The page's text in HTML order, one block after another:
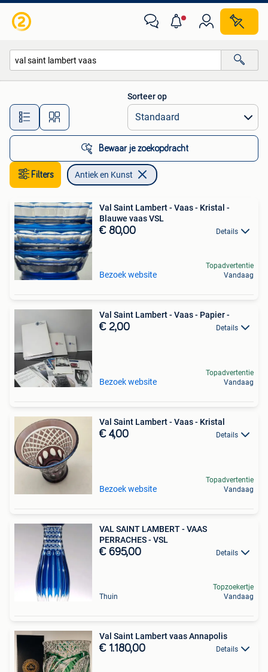
Alle afstanden…
Sorteer op
Bewaar je zoekopdracht
Filters Antiek en Kunst
Val Saint Lambert - Vaas - Kristal -
Blauwe vaas VSL
€ 80,00 Details
Bezoek website
Topadvertentie
Vandaag
Val Saint Lambert - Vaas - Papier -
€ 2,00 Details
Bezoek website
Topadvertentie
Vandaag
Val Saint Lambert - Vaas - Kristal
€ 4,00 Details
Bezoek website
Topadvertentie
Vandaag
VAL SAINT LAMBERT - VAAS
PERRACHES - VSL
€ 695,00 Details
Thuin
Topzoekertje
Vandaag
Val Saint Lambert vaas Annapolis
€ 1.180,00 Details